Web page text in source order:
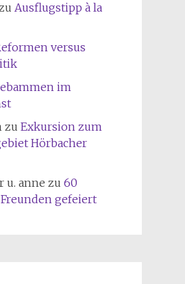
Ausflugstipp à la
versus
im
zu Exkursion zum
Hörbacher
u. anne zu 60
gefeiert